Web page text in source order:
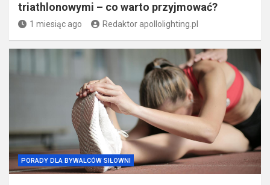
triathlonowymi – co warto przyjmować?
1 miesiąc ago Redaktor apollolighting.pl
PORADY DLA BYWALCÓW SIŁOWNI